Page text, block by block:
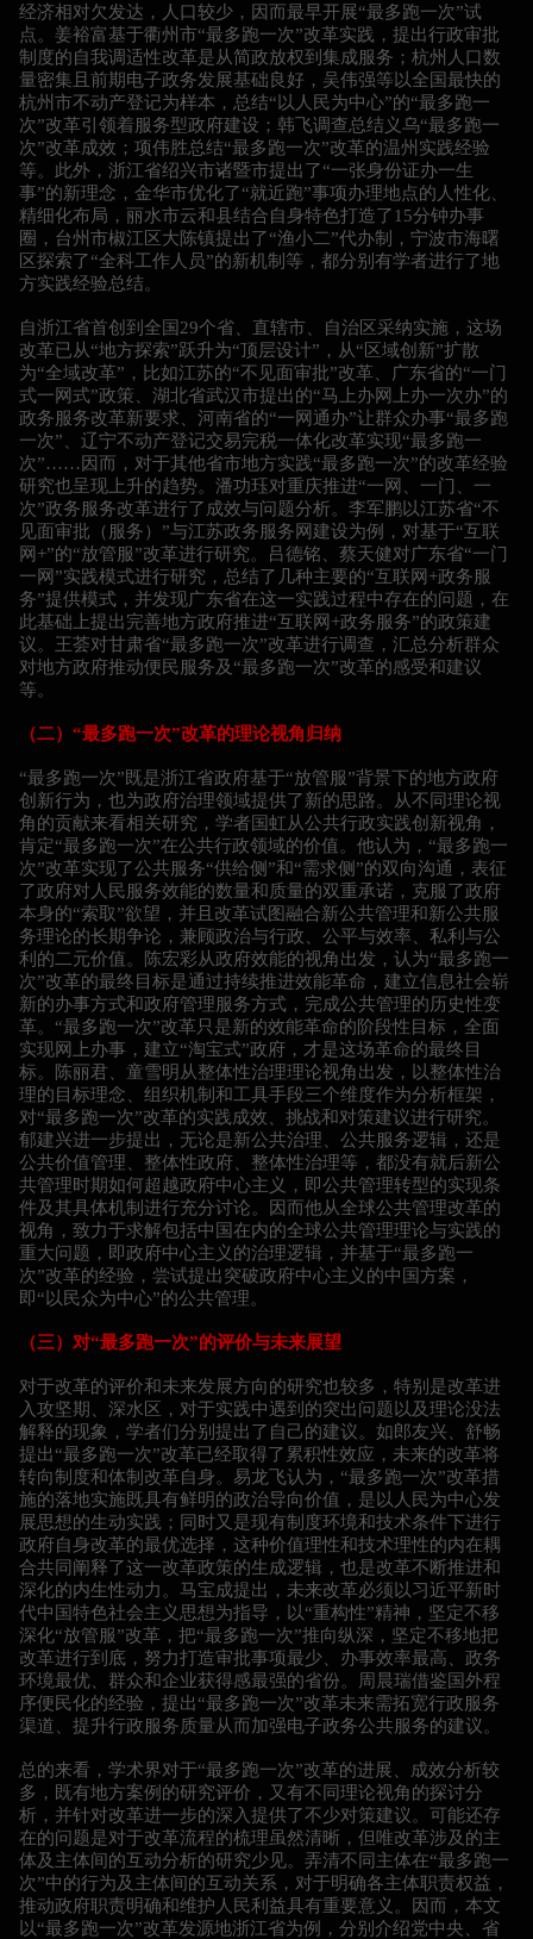
经济相对欠发达，人口较少，因而最早开展“最多跑一次”试
点。姜裕富基于衢州市“最多跑一次”改革实践，提出行政审批
制度的自我调适性改革是从简政放权到集成服务；杭州人口数
量密集且前期电子政务发展基础良好，吴伟强等以全国最快的
杭州市不动产登记为样本，总结“以人民为中心”的“最多跑一
次”改革引领着服务型政府建设；韩飞调查总结义乌“最多跑一
次”改革成效；项伟胜总结“最多跑一次”改革的温州实践经验
等。此外，浙江省绍兴市诸暨市提出了“一张身份证办一生
事”的新理念，金华市优化了“就近跑”事项办理地点的人性化、
精细化布局，丽水市云和县结合自身特色打造了15分钟办事
圈，台州市椒江区大陈镇提出了“渔小二”代办制，宁波市海曙
区探索了“全科工作人员”的新机制等，都分别有学者进行了地
方实践经验总结。
自浙江省首创到全国29个省、直辖市、自治区采纳实施，这场
改革已从“地方探索”跃升为“顶层设计”，从“区域创新”扩散
为“全域改革”，比如江苏的“不见面审批”改革、广东省的“一门
式一网式”政策、湖北省武汉市提出的“马上办网上办一次办”的
政务服务改革新要求、河南省的“一网通办”让群众办事“最多跑
一次”、辽宁不动产登记交易完税一体化改革实现“最多跑一
次”……因而，对于其他省市地方实践“最多跑一次”的改革经验
研究也呈现上升的趋势。潘功珏对重庆推进“一网、一门、一
次”政务服务改革进行了成效与问题分析。李军鹏以江苏省“不
见面审批（服务）”与江苏政务服务网建设为例，对基于“互联
网+”的“放管服”改革进行研究。吕德铭、蔡天健对广东省“一门
一网”实践模式进行研究，总结了几种主要的“互联网+政务服
务”提供模式，并发现广东省在这一实践过程中存在的问题，在
此基础上提出完善地方政府推进“互联网+政务服务”的政策建
议。王荟对甘肃省“最多跑一次”改革进行调查，汇总分析群众
对地方政府推动便民服务及“最多跑一次”改革的感受和建议
等。
（二）“最多跑一次”改革的理论视角归纳
“最多跑一次”既是浙江省政府基于“放管服”背景下的地方政府
创新行为，也为政府治理领域提供了新的思路。从不同理论视
角的贡献来看相关研究，学者国虹从公共行政实践创新视角，
肯定“最多跑一次”在公共行政领域的价值。他认为，“最多跑一
次”改革实现了公共服务“供给侧”和“需求侧”的双向沟通，表征
了政府对人民服务效能的数量和质量的双重承诺，克服了政府
本身的“索取”欲望，并且改革试图融合新公共管理和新公共服
务理论的长期争论，兼顾政治与行政、公平与效率、私利与公
利的二元价值。陈宏彩从政府效能的视角出发，认为“最多跑一
次”改革的最终目标是通过持续推进效能革命，建立信息社会崭
新的办事方式和政府管理服务方式，完成公共管理的历史性变
革。“最多跑一次”改革只是新的效能革命的阶段性目标，全面
实现网上办事，建立“淘宝式”政府，才是这场革命的最终目
标。陈丽君、童雪明从整体性治理理论视角出发，以整体性治
理的目标理念、组织机制和工具手段三个维度作为分析框架，
对“最多跑一次”改革的实践成效、挑战和对策建议进行研究。
郁建兴进一步提出，无论是新公共治理、公共服务逻辑，还是
公共价值管理、整体性政府、整体性治理等，都没有就后新公
共管理时期如何超越政府中心主义，即公共管理转型的实现条
件及其具体机制进行充分讨论。因而他从全球公共管理改革的
视角，致力于求解包括中国在内的全球公共管理理论与实践的
重大问题，即政府中心主义的治理逻辑，并基于“最多跑一
次”改革的经验，尝试提出突破政府中心主义的中国方案，
即“以民众为中心”的公共管理。
（三）对“最多跑一次”的评价与未来展望
对于改革的评价和未来发展方向的研究也较多，特别是改革进
入攻坚期、深水区，对于实践中遇到的突出问题以及理论没法
解释的现象，学者们分别提出了自己的建议。如郎友兴、舒畅
提出“最多跑一次”改革已经取得了累积性效应，未来的改革将
转向制度和体制改革自身。易龙飞认为，“最多跑一次”改革措
施的落地实施既具有鲜明的政治导向价值，是以人民为中心发
展思想的生动实践；同时又是现有制度环境和技术条件下进行
政府自身改革的最优选择，这种价值理性和技术理性的内在耦
合共同阐释了这一改革政策的生成逻辑，也是改革不断推进和
深化的内生性动力。马宝成提出，未来改革必须以习近平新时
代中国特色社会主义思想为指导，以“重构性”精神，坚定不移
深化“放管服”改革，把“最多跑一次”推向纵深，坚定不移地把
改革进行到底，努力打造审批事项最少、办事效率最高、政务
环境最优、群众和企业获得感最强的省份。周晨瑞借鉴国外程
序便民化的经验，提出“最多跑一次”改革未来需拓宽行政服务
渠道、提升行政服务质量从而加强电子政务公共服务的建议。
总的来看，学术界对于“最多跑一次”改革的进展、成效分析较
多，既有地方案例的研究评价，又有不同理论视角的探讨分
析，并针对改革进一步的深入提供了不少对策建议。可能还存
在的问题是对于改革流程的梳理虽然清晰，但唯改革涉及的主
体及主体间的互动分析的研究少见。弄清不同主体在“最多跑一
次”中的行为及主体间的互动关系，对于明确各主体职责权益，
推动政府职责明确和维护人民利益具有重要意义。因而，本文
以“最多跑一次”改革发源地浙江省为例，分别介绍党中央、省